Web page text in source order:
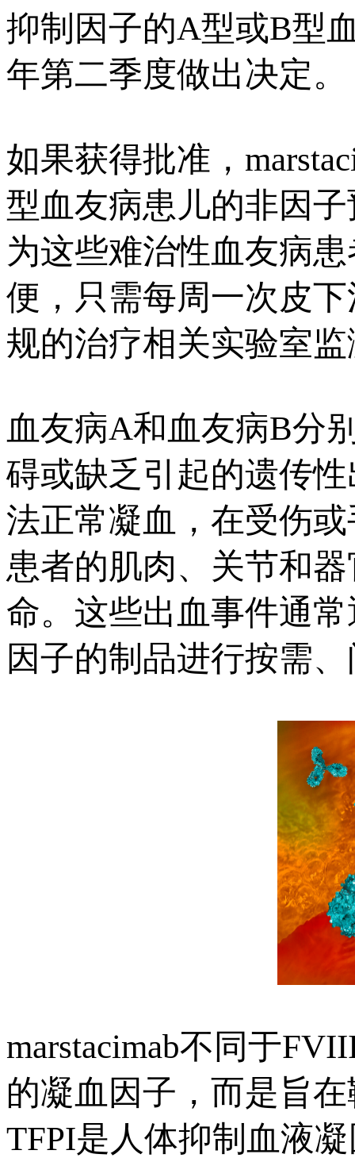
抑制因子的A型或B型
年第二季度做出决定。
如果获得批准，
型血友病患儿的非因
为这些难治性血友病
便，只需每周一次皮
规的治疗相关实验室
血友病A和血友病B分
碍或缺乏引起的遗传
法正常凝血，在受伤
患者的肌肉、关节和
命。这些出血事件通
因子的制品进行按需
marstacimab不同于
的凝血因子，而是旨
TFPI是人体抑制血液